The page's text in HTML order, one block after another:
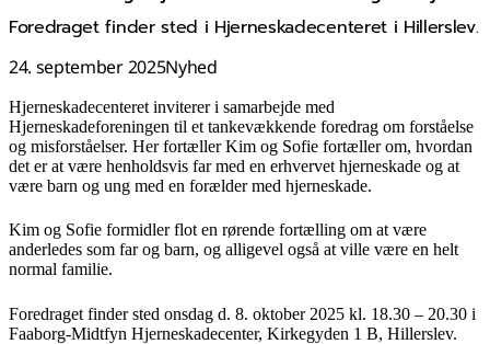
Foredraget finder sted i Hjerneskadecenteret i Hillerslev.
24. september 2025Nyhed
Hjerneskadecenteret inviterer i samarbejde med
Hjerneskadeforeningen til et tankevækkende foredrag om forståelse
og misforståelser. Her fortæller Kim og Sofie fortæller om, hvordan
det er at være henholdsvis far med en erhvervet hjerneskade og at
være barn og ung med en forælder med hjerneskade.
Kim og Sofie formidler flot en rørende fortælling om at være
anderledes som far og barn, og alligevel også at ville være en helt
normal familie.
Foredraget finder sted onsdag d. 8. oktober 2025 kl. 18.30 – 20.30 i
Faaborg-Midtfyn Hjerneskadecenter, Kirkegyden 1 B, Hillerslev.